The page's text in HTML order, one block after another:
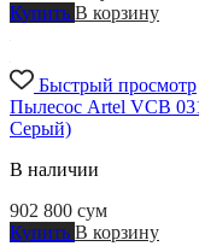
Купить В корзину
Быстрый просмотр
Пылесос Artel VCB
Серый)
В наличии
902 800 сум
Купить В корзину